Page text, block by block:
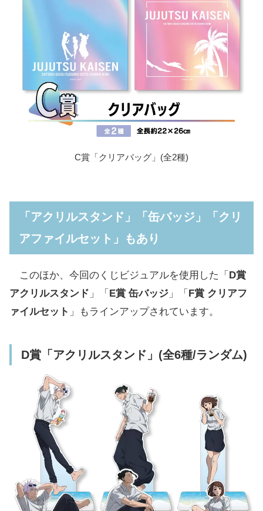
C賞「クリアバッグ」(全2種)
「アクリルスタンド」「缶バッジ」「クリ
アファイルセット」もあり
このほか、今回のくじビジュアルを使用した「 D賞
アクリルスタンド 」「 E賞 缶バッジ 」「 F賞 クリアフ
ァイルセット 」もラインアップされています。
D賞「アクリルスタンド」(全6種/ランダム)